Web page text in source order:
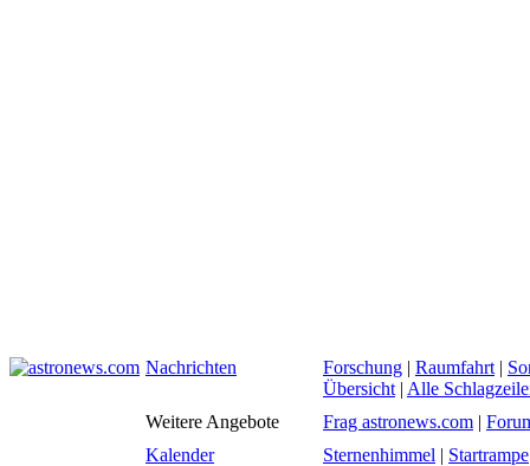
Nachrichten Forschung | Raumfahrt |
Übersicht | Alle
Weitere Angebote
Frag astronews.com |
Kalender
Sternenhimmel | Startrampe